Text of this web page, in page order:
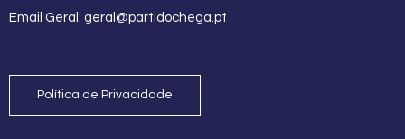
Email Geral: geral@partidochega.pt
Política de Privacidade